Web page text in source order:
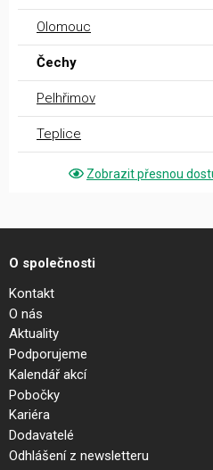
Olomouc
Čechy
Pelhřimov
Teplice
Zobrazit přesnou
O společnosti
Kontakt
O nás
Aktuality
Podporujeme
Kalendář akcí
Pobočky
Kariéra
Dodavatelé
Odhlášení z newsletteru